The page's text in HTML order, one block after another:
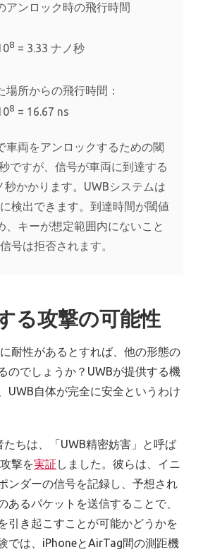
アンロック時の飛行時間
8 = 3.33 ナノ秒
場所からの飛行時間：
8 = 16.67 ns
車両をアンロックするための閾
ですが、信号が車両に到達する
秒かかります。UWBシステムは
検出できます。到達時間が閾値
、キーが想定範囲内にないこと
号は拒否されます。
る攻撃の可能性
耐性があるとすれば、他の形態の
のでしょうか？UWBが提供する機
UWB自体が完全に安全というわけ
たちは、「UWB精密妨害」と呼ば
撃を実証 しました。彼らは、イニ
ンダーの信号を記録し、予想され
あるパケットを送信することで、
引き起こすことが可能かどうかを
では、iPhoneとAirTag間の測距機